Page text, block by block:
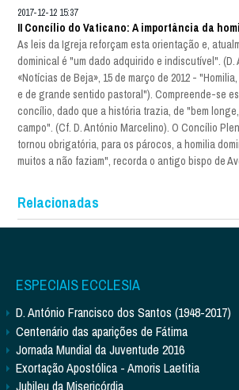
2017-12-12 15:37
II Concílio do Vaticano: A importância da
As leis da Igreja reforçam esta orientação e,
dominical é "um dado adquirido e indiscutível". (D.
«Notícias de Beja», 15 de março de 2012 -
e de grande sentido pastoral"). Compreende-se
concílio, dado que a história trazia, de "bem
campo". (Cf. D. António Marcelino). O Concílio
tornou obrigatória, para os párocos, a homilia
muitos a não faziam", recorda o antigo bispo de
Relacionadas
ESPECIAIS ECCLESIA
D. António Francisco dos Santos (1948-2017)
Centenário das aparições de Fátima
Jornada Mundial da Juventude 2016
Exortação Apostólica - Amoris Laetitia
Jubileu da Misericórdia